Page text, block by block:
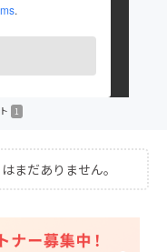
.
1
まだありません。